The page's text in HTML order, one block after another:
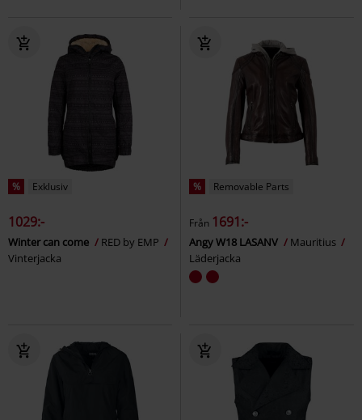
% Exklusiv
1029:-
Winter can come
RED by EMP
Vinterjacka
% Removable Parts
Från 1691:-
Angy W18 LASANV
Mauritius
Läderjacka